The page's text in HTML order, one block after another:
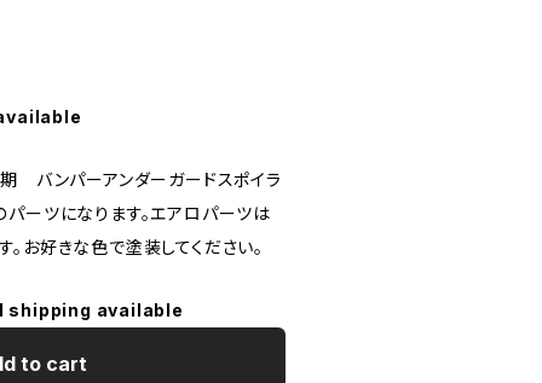
期 バンパーアンダーガードスポイラ
ーツになります。エアロパーツは
お好きな色で塗装してください。
shipping available
to cart